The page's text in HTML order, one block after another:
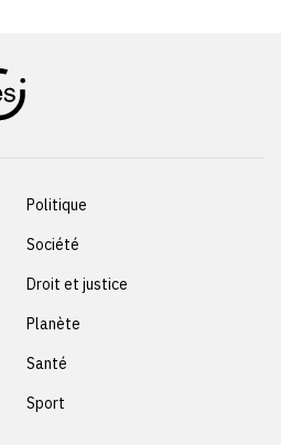
Politique
Société
Droit et justice
Planète
Santé
Sport